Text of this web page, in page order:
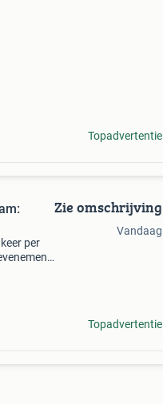
Topadvertentie
per
Zie omschrijving
Vandaag
Topadvertentie